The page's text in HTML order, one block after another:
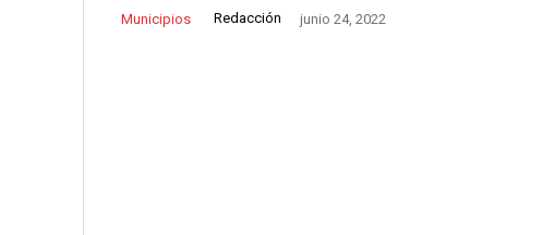
Municipios Redacción junio 24, 2022